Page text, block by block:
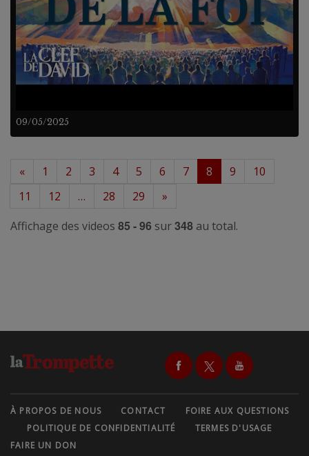
09/05/2025
« 1 2 3 4 5 6 7 8 9
10
11
12 … 28 29
»
Affichage des videos 85 - 96 sur348 au total.
À PROPOS DE NOUS CONTACT
FOIRE AUX QUESTIONS
POLITIQUE DE CONFIDENTIALITÉ
TERMES D'USAGE
FAIRE UN DON